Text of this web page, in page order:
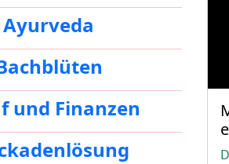
Ayurveda
und Finanzen